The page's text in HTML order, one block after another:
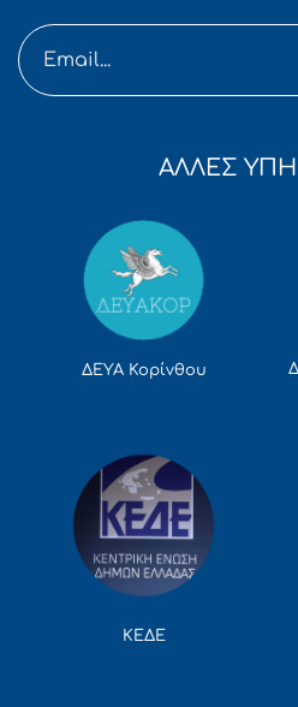
ΑΛΛΕΣ
ΔΕΥΑ Κορίνθου
ΚΕΔΕ